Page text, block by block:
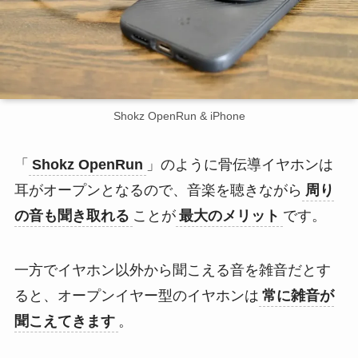
Shokz OpenRun & iPhone
「 Shokz OpenRun 」のように骨伝導イヤホンは
耳がオープンとなるので、音楽を聴きながら 周り
の音も聞き取れる ことが 最大のメリット です。
一方でイヤホン以外から聞こえる音を雑音だとす
ると、オープンイヤー型のイヤホンは 常に雑音が
聞こえてきます 。